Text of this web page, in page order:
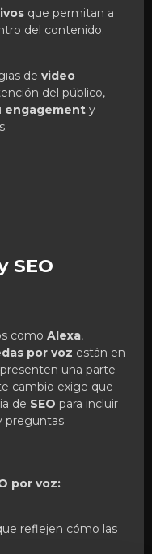
que permitan a
del contenido.
de video
del público,
engagementy
SEO
como Alexa,
por voz están en
una parte
cambio exige que
de SEO para incluir
preguntas
por voz:
reflejen cómo las